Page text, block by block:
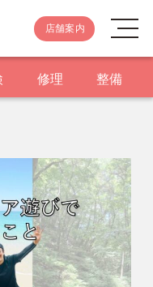
店舗案内
修理 整備